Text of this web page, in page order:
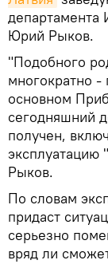
департамента
Юрий Рыков.
"Подобного
многократно -
основном
сегодняшний
получен,
эксплуатацию
Рыков.
По словам
придаст
серьезно
вряд ли